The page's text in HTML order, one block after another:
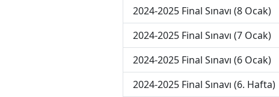
2024-2025 Final Sınavı (8 Ocak)
2024-2025 Final Sınavı (7 Ocak)
2024-2025 Final Sınavı (6 Ocak)
2024-2025 Final Sınavı (6. Hafta)